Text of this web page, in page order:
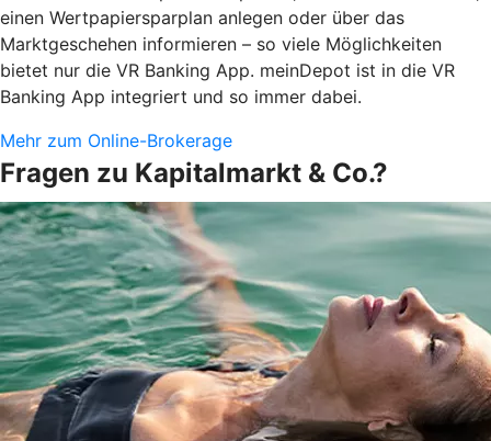
einen Wertpapiersparplan anlegen oder über das
Marktgeschehen informieren – so viele Möglichkeiten
bietet nur die VR Banking App. meinDepot ist in die VR
Banking App integriert und so immer dabei.
Mehr zum Online-Brokerage
Fragen zu Kapitalmarkt & Co.?